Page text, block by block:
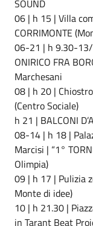
SOUND
06 | h 15 | Villa
CORRIMONTE
06-21 | h 9.30-13/
ONIRICO FRA
Marchesani
08 | h 20 |
(Centro Sociale)
h 21 | BALCONI
08-14 | h 18 |
Marcisi | “1°
Olimpia)
09 | h 17 | Pulizia
Monte di idee)
10 | h 21.30 |
in Tarant Beat